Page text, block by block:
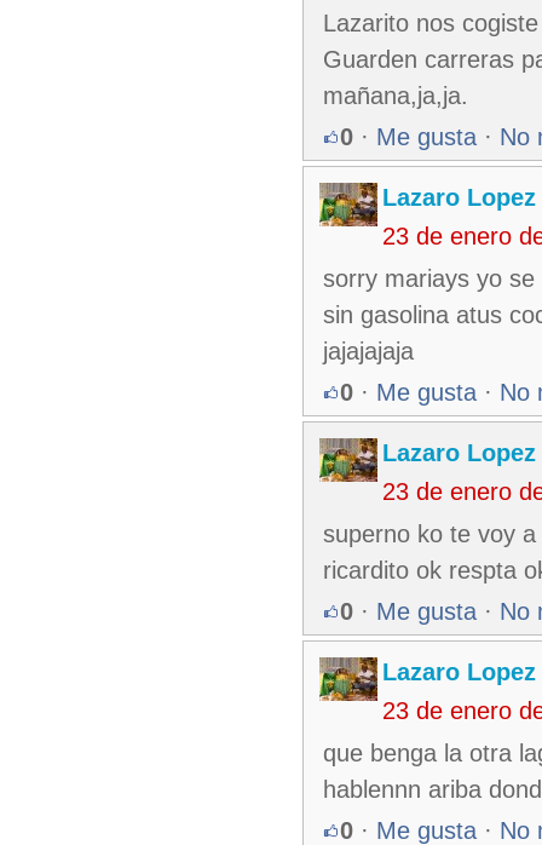
Lazarito nos
Guarden carreras
mañana,ja,ja.
0 · Me gusta · No
Lazaro Lopez
23 de enero
sorry mariays yo
sin gasolina atus
jajajajaja
0 · Me gusta · No
Lazaro Lopez
23 de enero
superno ko te voy
ricardito ok respta
0 · Me gusta · No
Lazaro Lopez
23 de enero
que benga la otra
hablennn ariba
0 · Me gusta · No